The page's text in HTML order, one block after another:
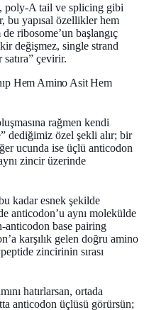
, poly-A tail ve splicing gibi
bu yapısal özellikler hem
ribosome’un başlangıç
değişmez, single strand
çevirir.
Hem Amino Asit Hem
rağmen kendi
dediğimiz özel şekli alır; bir
ucunda ise üçlü anticodon
zincir üzerinde
kadar esnek şekilde
anticodon’u aynı molekülde
anticodon base pairing
karşılık gelen doğru amino
zincirinin sırası
hatırlarsan, ortada
anticodon üçlüsü görürsün;